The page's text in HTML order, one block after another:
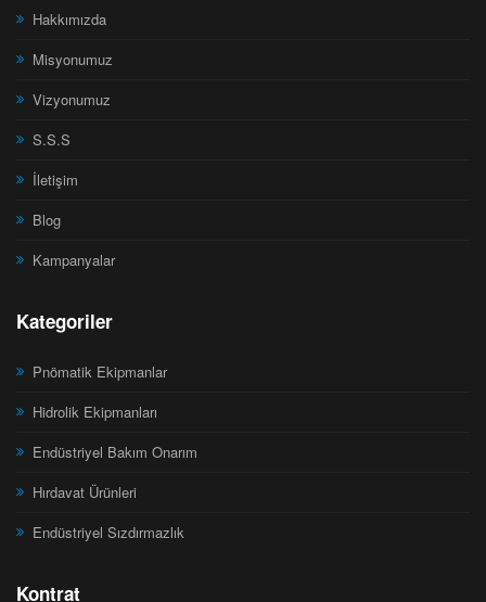
Hakkımızda
Misyonumuz
Vizyonumuz
S.S.S
İletişim
Blog
Kampanyalar
Kategoriler
Pnömatik Ekipmanlar
Hidrolik Ekipmanları
Endüstriyel Bakım Onarım
Hırdavat Ürünleri
Endüstriyel Sızdırmazlık
Kontrat